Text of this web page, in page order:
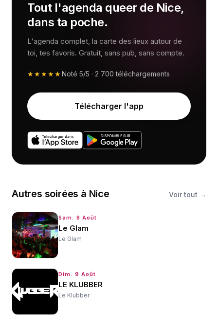
Tout l'agenda queer de Nice,
dans ta poche.
L'agenda complet, la carte des lieux autour de
toi, tes favoris. Gratuit, sans pub, sans compte.
★★★★★Noté 5/5 · 2 700 téléchargements
Télécharger l'app
Autres soirées à Nice Voir tout →
Sam. 8 Août
Le Glam
Le Glam
Dim. 9 Août
LE KLUBBER
Le Klubber